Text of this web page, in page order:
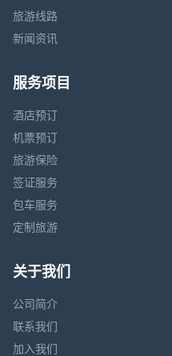
旅游线路
新闻资讯
服务项目
酒店预订
机票预订
旅游保险
签证服务
包车服务
定制旅游
关于我们
公司简介
联系我们
加入我们